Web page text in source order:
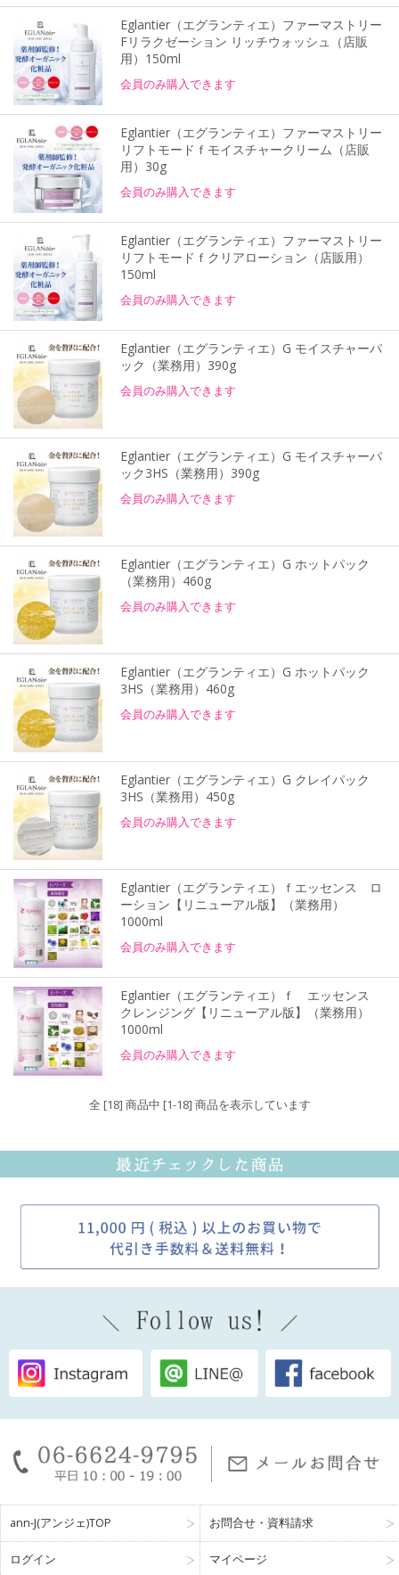
Eglantier（エグランティエ）ファーマストリー
Fリラクゼーション リッチウォッシュ（店販
用）150ml
会員のみ購入できます
Eglantier（エグランティエ）ファーマストリー
リフトモードｆモイスチャークリーム（店販
用）30g
会員のみ購入できます
Eglantier（エグランティエ）ファーマストリー
リフトモードｆクリアローション（店販用）
150ml
会員のみ購入できます
Eglantier（エグランティエ）G モイスチャーパ
ック（業務用）390g
会員のみ購入できます
Eglantier（エグランティエ）G モイスチャーパ
ック3HS（業務用）390g
会員のみ購入できます
Eglantier（エグランティエ）G ホットパック
（業務用）460g
会員のみ購入できます
Eglantier（エグランティエ）G ホットパック
3HS（業務用）460g
会員のみ購入できます
Eglantier（エグランティエ）G クレイパック
3HS（業務用）450g
会員のみ購入できます
Eglantier（エグランティエ）ｆエッセンス ロ
ーション【リニューアル版】（業務用）
1000ml
会員のみ購入できます
Eglantier（エグランティエ）ｆ エッセンス
クレンジング【リニューアル版】（業務用）
1000ml
会員のみ購入できます
全 [18] 商品中 [1-18] 商品を表示しています
ann-J(アンジェ)TOP お問合せ・資料請求
ログイン マイページ